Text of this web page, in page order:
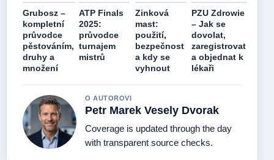
Grubosz –
kompletní
průvodce
pěstováním,
druhy a
množení
ATP Finals
2025:
průvodce
turnajem
mistrů
Zinková
mast:
použití,
bezpečnost
a kdy se
vyhnout
PZU Zdrowie
– Jak se
dovolat,
zaregistrovat
a objednat k
lékaři
O AUTOROVI
Petr Marek Vesely Dvorak
Coverage is updated through the day
with transparent source checks.